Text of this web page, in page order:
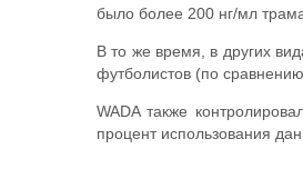
было более 200 нг/мл
В то же время, в других
футболистов (по
WADA также
процент использования